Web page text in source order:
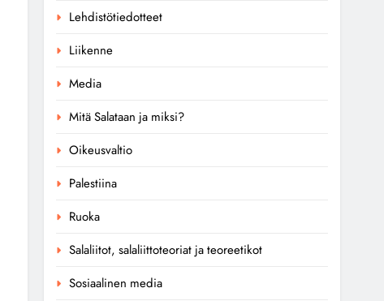
Lehdistötiedotteet
Liikenne
Media
Mitä Salataan ja miksi?
Oikeusvaltio
Palestiina
Ruoka
Salaliitot, salaliittoteoriat ja teoreetikot
Sosiaalinen media